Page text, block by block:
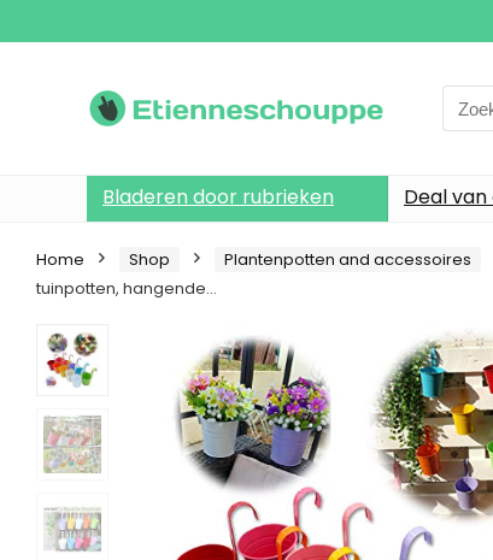
Search
for:
Bladeren door rubrieken Deal
Home Shop Plantenpotten and accessoires
tuinpotten, hangende…